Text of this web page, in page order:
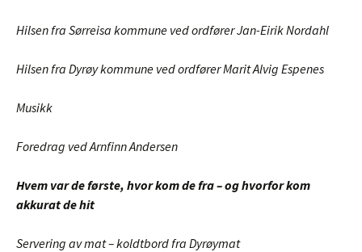
Hilsen fra Sørreisa kommune ved ordfører Jan-Eirik Nordahl
Hilsen fra Dyrøy kommune ved ordfører Marit Alvig Espenes
Musikk
Foredrag ved Arnfinn Andersen
Hvem var de første, hvor kom de fra – og hvorfor kom
akkurat de hit
Servering av mat – koldtbord fra Dyrøymat